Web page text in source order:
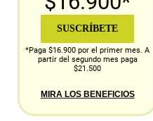
SUSCRÍBETE
*Paga $16.900 por el primer mes. A
partir del segundo mes paga
$21.500
MIRA LOS BENEFICIOS